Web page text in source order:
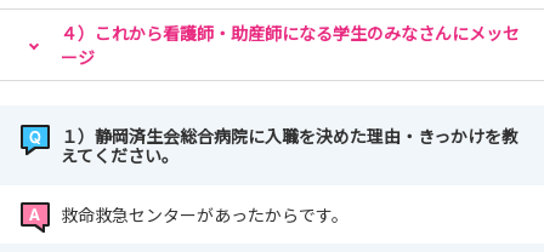
📍応募方法
▶マイナビ看護学生からエントリー
▶当院HPの応募フォームからエントリー：
saiseikai.jp/recruiting/application_form/
8/25）をご記入ください。
４）これから看護師・助産師になる学生のみなさんにメッセ
ージ
１）静岡済生会総合病院に入職を決めた理由・きっかけを教
えてください。
救命救急センターがあったからです。